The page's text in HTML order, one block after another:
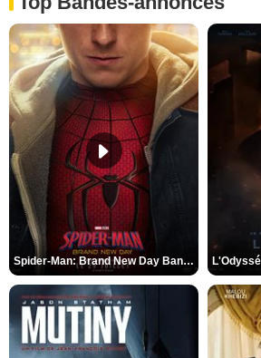
Spider-Man: Brand New Day Bande-annonce VO STFR